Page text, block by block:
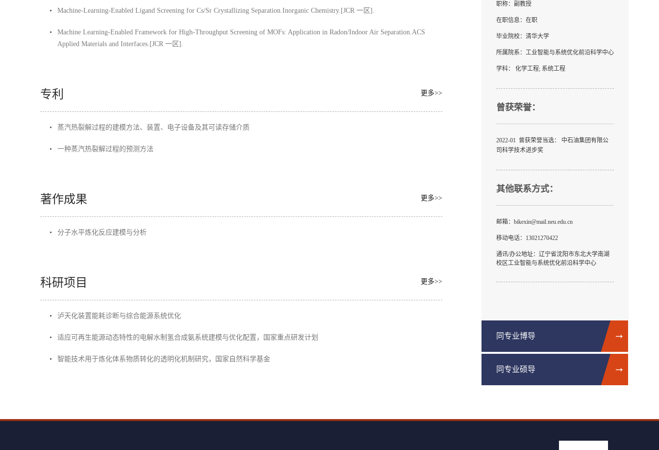
Machine-Learning-Enabled Ligand Screening for Cs/Sr Crystallizing Separation.Inorganic Chemistry.[JCR 一区].
Machine Learning-Enabled Framework for High-Throughput Screening of MOFs: Application in Radon/Indoor Air Separation.ACS
Applied Materials and Interfaces.[JCR 一区].
专利 更多>>
蒸汽热裂解过程的建模方法、装置、电子设备及其可读存储介质
一种蒸汽热裂解过程的预测方法
著作成果 更多>>
分子水平炼化反应建模与分析
科研项目 更多>>
泸天化装置能耗诊断与综合能源系统优化
适应可再生能源动态特性的电解水制氢合成氨系统建模与优化配置，国家重点研发计划
智能技术用于炼化体系物质转化的透明化机制研究，国家自然科学基金
职称：副教授
在职信息：在职
毕业院校：清华大学
所属院系：工业智能与系统优化前沿科学中心
学科： 化学工程; 系统工程
曾获荣誉：
2022-01 曾获荣誉当选： 中石油集团有限公
司科学技术进步奖
其他联系方式：
邮箱： bikexin@mail.neu.edu.cn
移动电话： 13021270422
通讯/办公地址： 辽宁省沈阳市东北大学南湖
校区工业智能与系统优化前沿科学中心
同专业博导
同专业硕导